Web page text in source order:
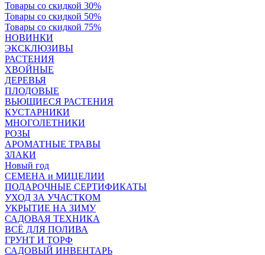
Товары со скидкой 30%
Товары со скидкой 50%
Товары со скидкой 75%
НОВИНКИ
ЭКСКЛЮЗИВЫ
РАСТЕНИЯ
ХВОЙНЫЕ
ДЕРЕВЬЯ
ПЛОДОВЫЕ
ВЬЮЩИЕСЯ РАСТЕНИЯ
КУСТАРНИКИ
МНОГОЛЕТНИКИ
РОЗЫ
АРОМАТНЫЕ ТРАВЫ
ЗЛАКИ
Новый год
СЕМЕНА и МИЦЕЛИИ
ПОДАРОЧНЫЕ СЕРТИФИКАТЫ
УХОД ЗА УЧАСТКОМ
УКРЫТИЕ НА ЗИМУ
САДОВАЯ ТЕХНИКА
ВСЁ ДЛЯ ПОЛИВА
ГРУНТ И ТОРФ
САДОВЫЙ ИНВЕНТАРЬ